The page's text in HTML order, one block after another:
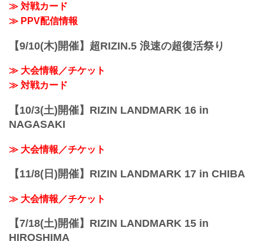
≫ 対戦カード
≫ PPV配信情報
【9/10(木)開催】超RIZIN.5 浪速の超復活祭り
≫ 大会情報／チケット
≫ 対戦カード
【10/3(土)開催】RIZIN LANDMARK 16 in
NAGASAKI
≫ 大会情報／チケット
【11/8(日)開催】RIZIN LANDMARK 17 in CHIBA
≫ 大会情報／チケット
【7/18(土)開催】RIZIN LANDMARK 15 in
HIROSHIMA